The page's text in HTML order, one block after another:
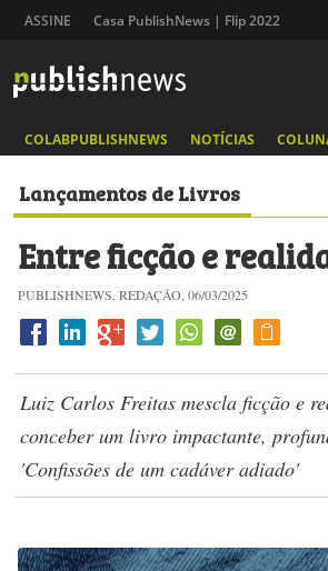
ASSINE Casa PublishNews | Flip 2022
COLABPUBLISHNEWS NOTÍCIAS
Lançamentos de Livros
Entre ficção e
PUBLISHNEWS, REDAÇÃO, 06/03/2025
Luiz Carlos Freitas mescla ficção e
conceber um livro impactante,
'Confissões de um cadáver adiado'